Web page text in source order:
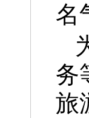
名
务
旅